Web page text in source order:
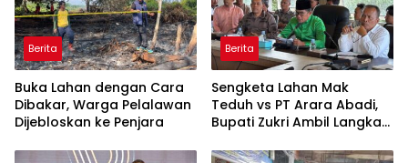
Berita
Buka Lahan dengan Cara
Dibakar, Warga Pelalawan
Dijebloskan ke Penjara
Berita
Sengketa Lahan Mak
Teduh vs PT Arara Abadi,
Bupati Zukri Ambil Langkah